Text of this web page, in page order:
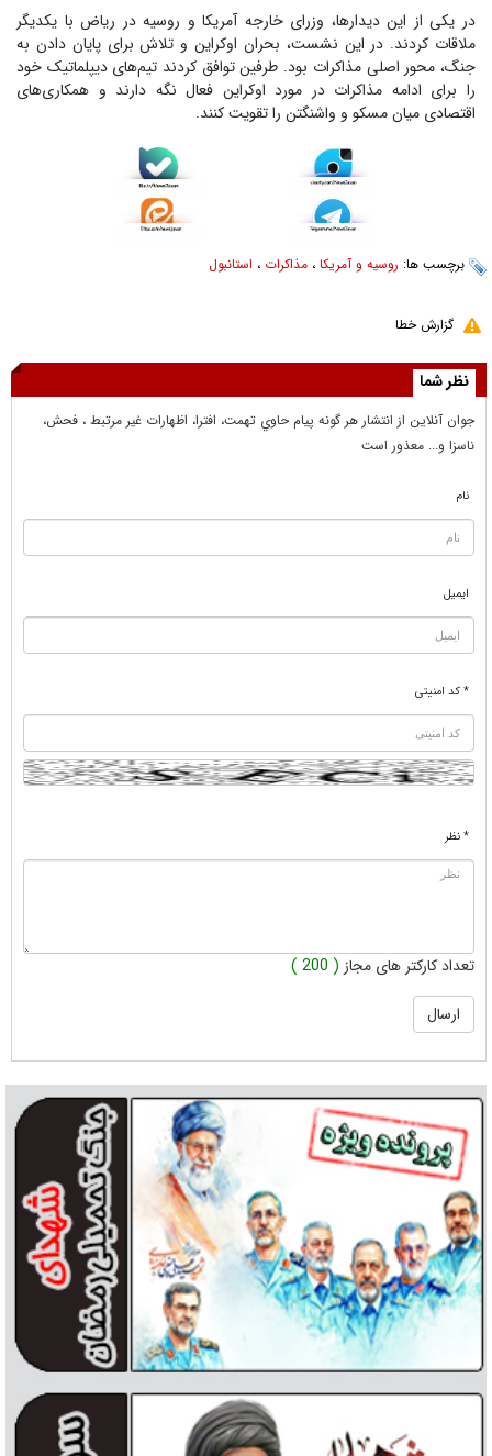
در یکی از این دیدارها، وزرای خارجه آمریکا و روسیه در ریاض با یکدیگر
ملاقات کردند. در این نشست، بحران اوکراین و تلاش برای پایان دادن به
جنگ، محور اصلی مذاکرات بود. طرفین توافق کردند تیم‌های دیپلماتیک خود
را برای ادامه مذاکرات در مورد اوکراین فعال نگه دارند و همکاری‌های
اقتصادی میان مسکو و واشنگتن را تقویت کنند.
برچسب ها: روسیه و آمریکا ، مذاکرات ، استانبول
گزارش خطا
نظر شما
جوان آنلاين از انتشار هر گونه پيام حاوي تهمت، افترا، اظهارات غير مرتبط ، فحش،
ناسزا و... معذور است
نام
ایمیل
* کد امنیتی
* نظر
تعداد کارکتر های مجاز ( 200 )